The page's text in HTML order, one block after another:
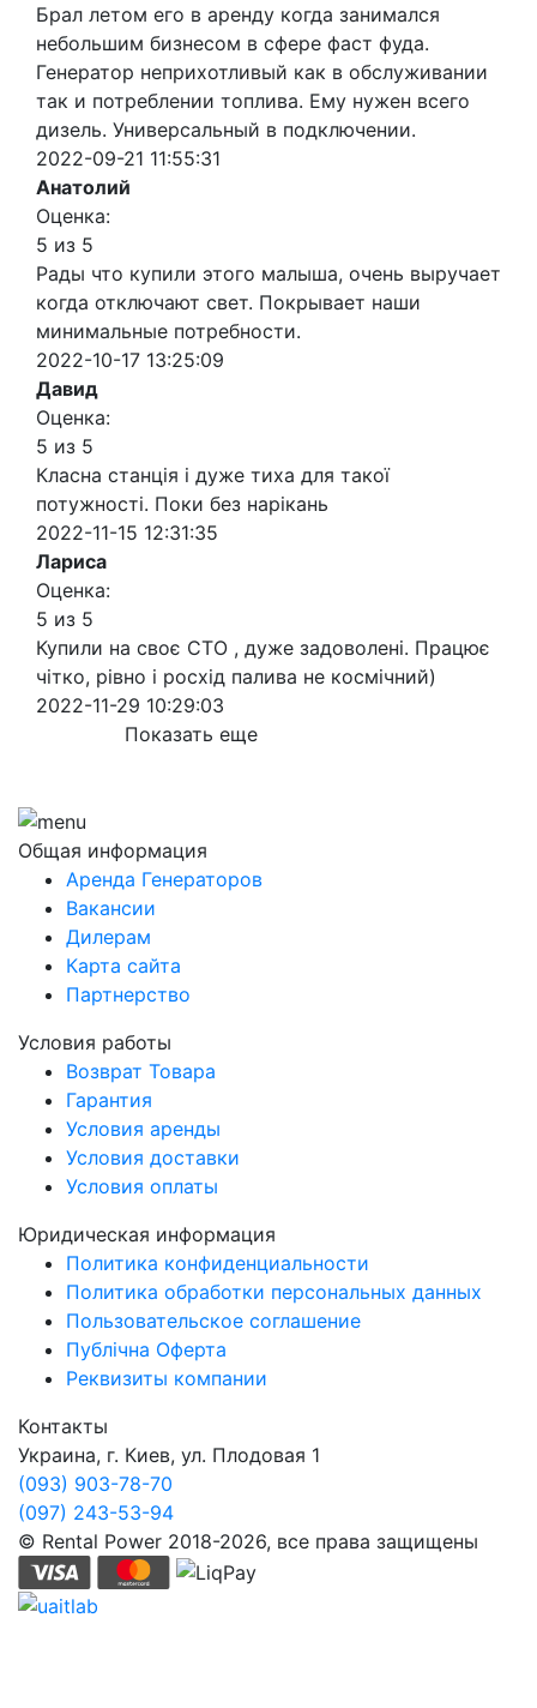
Брал летом его в аренду когда занимался
небольшим бизнесом в сфере фаст фуда.
Генератор неприхотливый как в обслуживании
так и потреблении топлива. Ему нужен всего
дизель. Универсальный в подключении.
2022-09-21 11:55:31
Анатолий
Оценка:
5 из 5
Рады что купили этого малыша, очень выручает
когда отключают свет. Покрывает наши
минимальные потребности.
2022-10-17 13:25:09
Давид
Оценка:
5 из 5
Класна станція і дуже тиха для такої
потужності. Поки без нарікань
2022-11-15 12:31:35
Лариса
Оценка:
5 из 5
Купили на своє СТО , дуже задоволені. Працює
чітко, рівно і росхід палива не космічний)
2022-11-29 10:29:03
Показать еще
Общая информация
Аренда Генераторов
Вакансии
Дилерам
Карта сайта
Партнерство
Условия работы
Возврат Товара
Гарантия
Условия аренды
Условия доставки
Условия оплаты
Юридическая информация
Политика конфиденциальности
Политика обработки персональных данных
Пользовательское соглашение
Публічна Оферта
Реквизиты компании
Контакты
Украина, г. Киев, ул. Плодовая 1
(093) 903-78-70
(097) 243-53-94
© Rental Power 2018-2026, все права защищены